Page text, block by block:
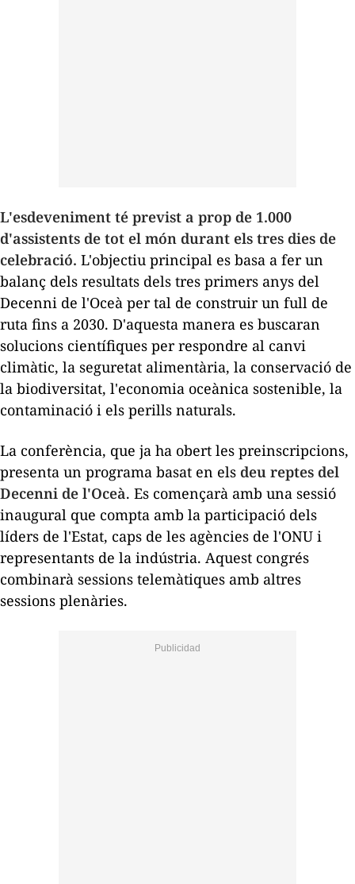
L'esdeveniment té previst a prop de 1.000
d'assistents de tot el món durant els tres dies de
celebració. L'objectiu principal es basa a fer un
balanç dels resultats dels tres primers anys del
Decenni de l'Oceà per tal de construir un full de
ruta fins a 2030. D'aquesta manera es buscaran
solucions científiques per respondre al canvi
climàtic, la seguretat alimentària, la conservació de
la biodiversitat, l'economia oceànica sostenible, la
contaminació i els perills naturals.
La conferència, que ja ha obert les preinscripcions,
presenta un programa basat en els deu reptes del
Decenni de l'Oceà. Es començarà amb una sessió
inaugural que compta amb la participació dels
líders de l'Estat, caps de les agències de l'ONU i
representants de la indústria. Aquest congrés
combinarà sessions telemàtiques amb altres
sessions plenàries.